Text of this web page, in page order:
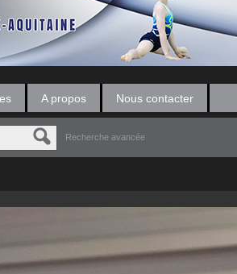
A propos Nous contacter
Recherche avancée